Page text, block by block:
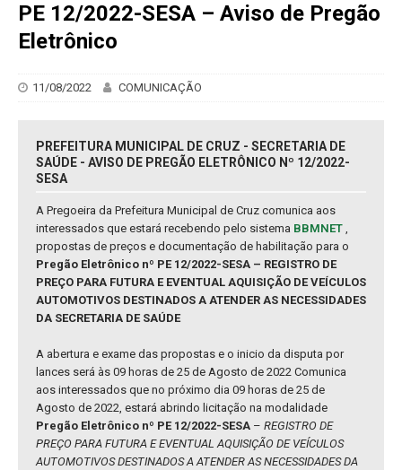
PE 12/2022-SESA – Aviso de Pregão
Eletrônico
11/08/2022 COMUNICAÇÃO
PREFEITURA MUNICIPAL DE CRUZ - SECRETARIA DE
SAÚDE - AVISO DE PREGÃO ELETRÔNICO Nº 12/2022-
SESA
A Pregoeira da Prefeitura Municipal de Cruz comunica aos
interessados que estará recebendo pelo sistema BBMNET ,
propostas de preços e documentação de habilitação para o
Pregão Eletrônico nº PE 12/2022-SESA – REGISTRO DE
PREÇO PARA FUTURA E EVENTUAL AQUISIÇÃO DE VEÍCULOS
AUTOMOTIVOS DESTINADOS A ATENDER AS NECESSIDADES
DA SECRETARIA DE SAÚDE
A abertura e exame das propostas e o inicio da disputa por
lances será às 09 horas de 25 de Agosto de 2022 Comunica
aos interessados que no próximo dia 09 horas de 25 de
Agosto de 2022, estará abrindo licitação na modalidade
Pregão Eletrônico nº PE 12/2022-SESA – REGISTRO DE
PREÇO PARA FUTURA E EVENTUAL AQUISIÇÃO DE VEÍCULOS
AUTOMOTIVOS DESTINADOS A ATENDER AS NECESSIDADES DA